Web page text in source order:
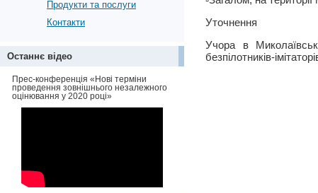
Продукти та послуги
Контакти
Останнє відео
Прес-конференція «Нові терміни
проведення зовнішнього незалежного
оцінювання у 2020 році»
Уточнення
Учора в
безпілотників-